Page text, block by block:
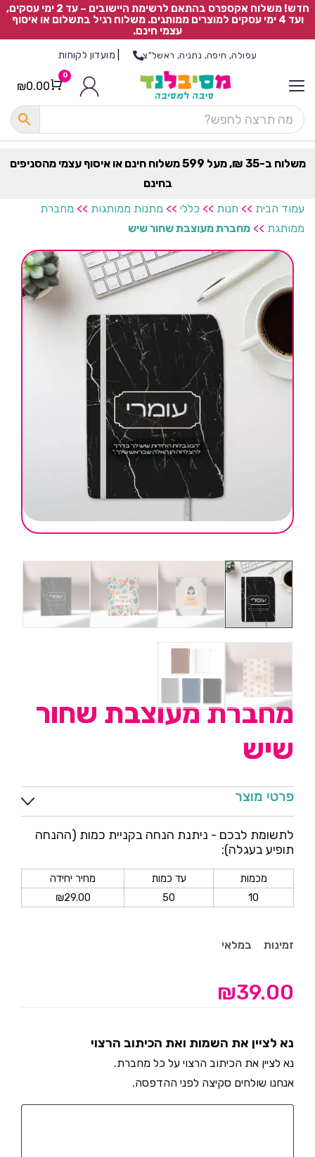
חדש! משלוח אקספרס בהתאם לרשימת היישובים – עד 2 ימי עסקים,
ועד 4 ימי עסקים למוצרים ממותגים. משלוח רגיל בתשלום או איסוף
עצמי חינם.
עפולה, חיפה, נתניה, ראשל"צ מועדון לקוחות
Cart
0
₪0.00
משלוח ב-35 ₪, מעל 599 משלוח חינם או איסוף עצמי מהסניפים
בחינם
עמוד הבית >> חנות >> כללי >> מתנות ממותגות >> מחברת
ממותגת >> מחברת מעוצבת שחור שיש
מחברת מעוצבת שחור
שיש
פרטי מוצר
לתשומת לבכם - ניתנת הנחה בקניית כמות (ההנחה
תופיע בעגלה):
מכמות עד כמות
מחיר יחידה
10
50
₪29.00
זמינות במלאי
₪39.00
נא לציין את השמות ואת הכיתוב הרצוי
נא לציין את הכיתוב הרצוי על כל מחברת.
אנחנו שולחים סקיצה לפני ההדפסה.